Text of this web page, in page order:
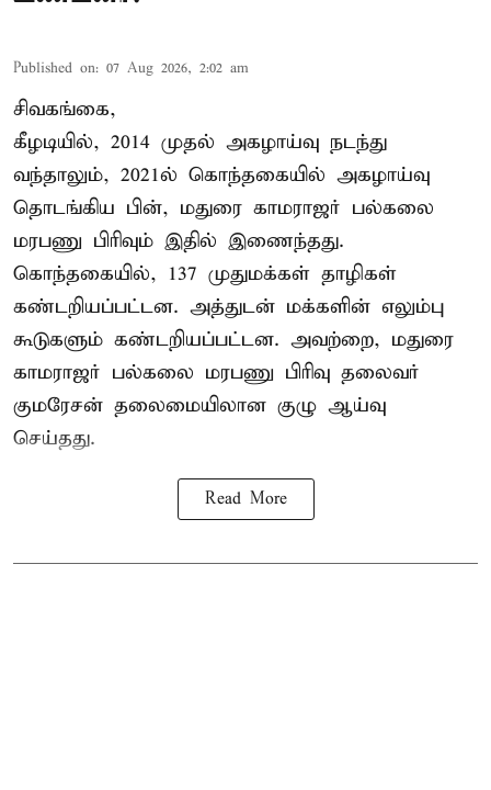
Published on: 07 Aug 2026, 2:02 am
சிவகங்கை,
கீழடியில், 2014 முதல் அகழாய்வு நடந்து
வந்தாலும், 2021ல் கொந்தகையில் அகழாய்வு
தொடங்கிய பின், மதுரை காமராஜர் பல்கலை
மரபணு பிரிவும் இதில் இணைந்தது.
கொந்தகையில், 137 முதுமக்கள் தாழிகள்
கண்டறியப்பட்டன. அத்துடன் மக்களின் எலும்பு
கூடுகளும் கண்டறியப்பட்டன. அவற்றை, மதுரை
காமராஜர் பல்கலை மரபணு பிரிவு தலைவர்
குமரேசன் தலைமையிலான குழு ஆய்வு
செய்தது.
Read More